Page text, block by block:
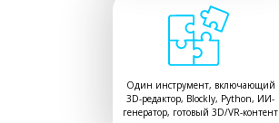
Один инструмент, включающий
3D-редактор, Blockly, Python, ИИ-
генератор, готовый 3D/VR-контент